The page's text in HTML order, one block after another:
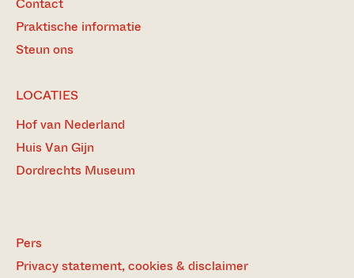
Praktische informatie
Steun ons
LOCATIES
Hof van Nederland
Huis Van Gijn
Dordrechts Museum
Pers
Privacy statement, cookies & disclaimer